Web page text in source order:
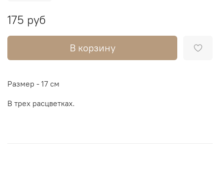
175 руб
В корзину
Размер - 17 см
В трех расцветках.